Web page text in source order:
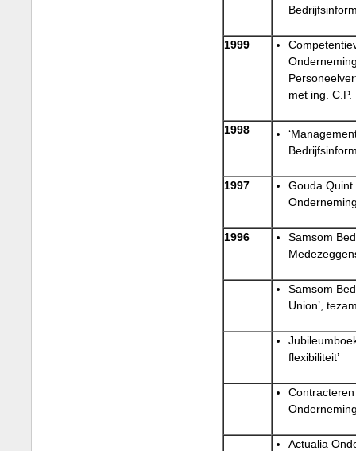
1999
met ing. C.P.
1998
1997
Gouda Quint
1996
Samsom
Samsom
Union’,
flexibiliteit’
Actualia